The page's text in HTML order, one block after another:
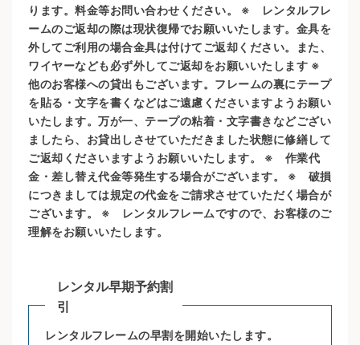
ります。料金等お問い合わせください。 ※ レンタルフレ
ームのご返却の際は現状復帰でお願いいたします。金具を
外してご利用の場合金具は付けてご返却ください。また、
ワイヤーなども必ず外してご返却をお願いいたします ※
他のお客様への貸出もございます。フレームの裏にテープ
を貼る・文字を書くなどはご遠慮くださいますようお願い
いたします。万が一、テープの粘着・文字書きなどござい
ましたら、お貸出しさせていただきました状態に修繕して
ご返却くださいますようお願いいたします。 ※ 作業代
金・差し替え代金等発生する場合がございます。 ※ 破損
につきましては規定の代金をご請求させていただく場合が
ございます。 ※ レンタルフレームですので、お客様のご
理解をお願いいたします。
レンタル早期予約割
引
レンタルフレームの早割を開始いたします。